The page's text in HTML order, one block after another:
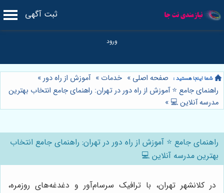
ثبت آگهی
صفحه اصلی » خدمات » آموزش از راه دور»
راهنمای جامع ⭐️ آموزش از راه دور در تهران: راهنمای جامع انتخاب بهترین
مدرسه آنلاین 💻 »
راهنمای جامع ⭐️ آموزش از راه دور در تهران: راهنمای جامع انتخاب
بهترین مدرسه آنلاین 💻
در کلانشهر تهران، با ترافیک سرسام‌آور و دغدغه‌های روزمره،